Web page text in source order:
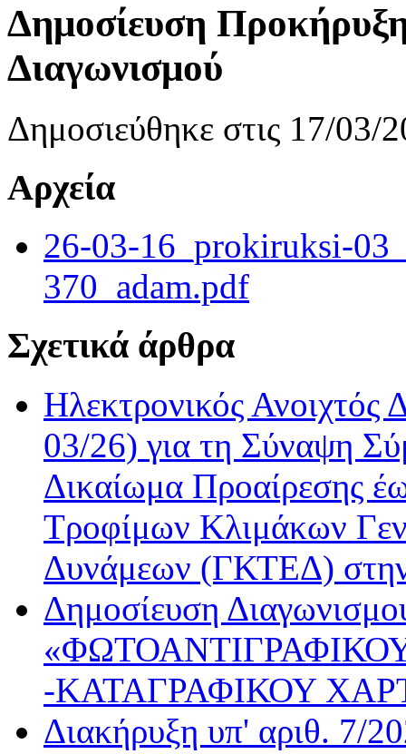
Δημοσίευση
Διαγωνισμού
Δημοσιεύθηκε στις 17/03/
Αρχεία
26-03-16_prokiruksi-
370_adam.pdf
Σχετικά άρθρα
Ηλεκτρονικός
03/26) για τη Σύναψη
Δικαίωμα Προαίρεσης
Τροφίμων Κλιμάκων
Δυνάμεων (ΓΚΤΕΔ)
Δημοσίευση
-ΚΑΤΑΓΡΑΦΙΚΟΥ
Διακήρυξη υπ' αριθ. 7/